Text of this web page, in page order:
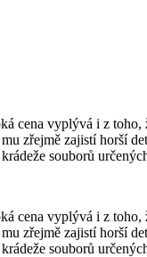
cena vyplývá i z
zřejmě zajistí horší
souborů
cena vyplývá i z
zřejmě zajistí horší
souborů